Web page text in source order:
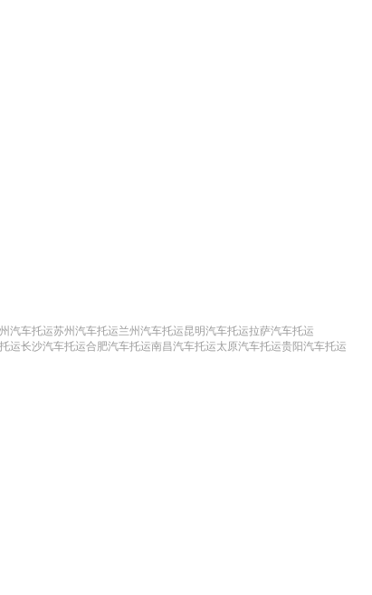
汽车托运苏州汽车托运兰州汽车托运昆明汽车托运拉萨汽车托运
运长沙汽车托运合肥汽车托运南昌汽车托运太原汽车托运贵阳汽车托运